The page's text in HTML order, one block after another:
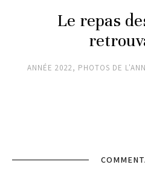
Le repas
ANNÉE 2022, PHOTOS DE